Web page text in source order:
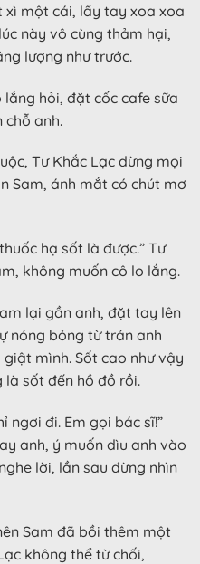
xì một cái, lấy tay xoa xoa
này vô cùng thảm hại,
lượng như trước.
lắng hỏi, đặt cốc cafe sữa
chỗ anh.
Tư Khắc Lạc dừng mọi
Sam, ánh mắt có chút mơ
hạ sốt là được.” Tư
không muốn cô lo lắng.
lại gần anh, đặt tay lên
nóng bỏng từ trán anh
mình. Sốt cao như vậy
là sốt đến hồ đồ rồi.
ngơi đi. Em gọi bác sĩ!”
anh, ý muốn dìu anh vào
lời, lần sau đừng nhìn
Sam đã bồi thêm một
không thể từ chối,